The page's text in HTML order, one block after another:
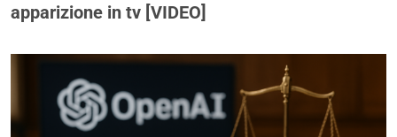
apparizione in tv [VIDEO]